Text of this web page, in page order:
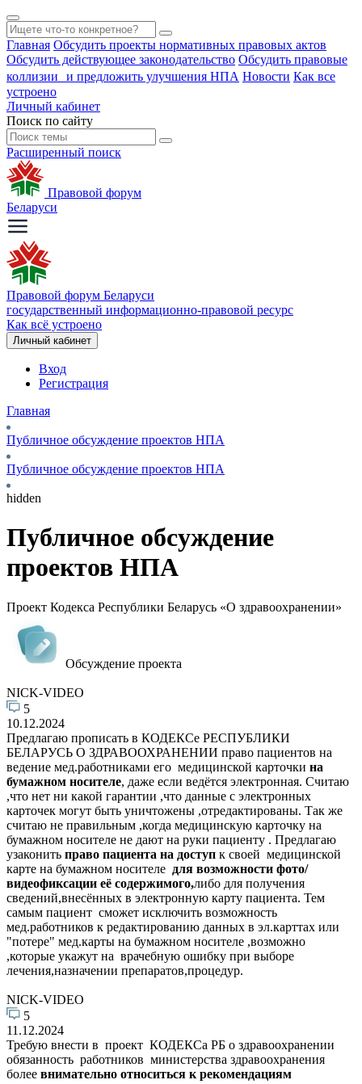
Главная Обсудить проекты нормативных правовых актов
Обсудить действующее законодательство Обсудить правовые
коллизии и предложить улучшения НПА Новости Как все
устроено
Личный кабинет
Поиск по сайту
Расширенный поиск
Правовой форум
Беларуси
Правовой форум Беларуси
государственный информационно-правовой ресурс
Как всё устроено
Личный кабинет
Вход
Регистрация
Главная
Публичное обсуждение проектов НПА
Публичное обсуждение проектов НПА
hidden
Публичное обсуждение
проектов НПА
Проект Кодекса Республики Беларусь «О здравоохранении»
Обсуждение проекта
NICK-VIDEO
5
10.12.2024
Предлагаю прописать в КОДЕКСе РЕСПУБЛИКИ
БЕЛАРУСЬ О ЗДРАВООХРАНЕНИИ право пациентов на
ведение мед.работниками его медицинской карточки на
бумажном носителе, даже если ведётся электронная. Считаю
,что нет ни какой гарантии ,что данные с электронных
карточек могут быть уничтожены ,отредактированы. Так же
считаю не правильным ,когда медицинскую карточку на
бумажном носителе не дают на руки пациенту . Предлагаю
узаконить право пациента на доступ к своей медицинской
карте на бумажном носителе для возможности фото/
видеофиксации её содержимого,либо для получения
сведений,внесённых в электронную карту пациента. Тем
самым пациент сможет исключить возможность
мед.работников к редактированию данных в эл.карттах или
"потере" мед.карты на бумажном носителе ,возможно
,которые укажут на врачебную ошибку при выборе
лечения,назначении препаратов,процедур.
NICK-VIDEO
5
11.12.2024
Требую внести в проект КОДЕКСа РБ о здравоохранении
обязанность работников министерства здравоохранения
более внимательно относиться к рекомендациям